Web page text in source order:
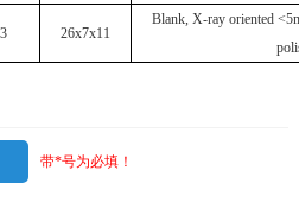
26x7x11
Blank, X-ray oriented
带*号为必填！